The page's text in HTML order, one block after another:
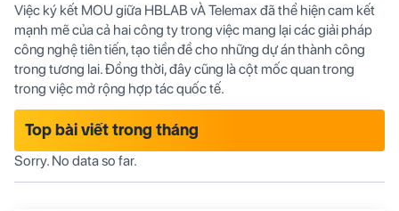
Việc ký kết MOU giữa HBLAB vÀ Telemax đã thể hiện cam kết
mạnh mẽ của cả hai công ty trong việc mang lại các giải pháp
công nghệ tiên tiến, tạo tiền đề cho những dự án thành công
trong tương lai. Đồng thời, đây cũng là cột mốc quan trong
trong việc mở rộng hợp tác quốc tế.
Top bài viết trong tháng
Sorry. No data so far.